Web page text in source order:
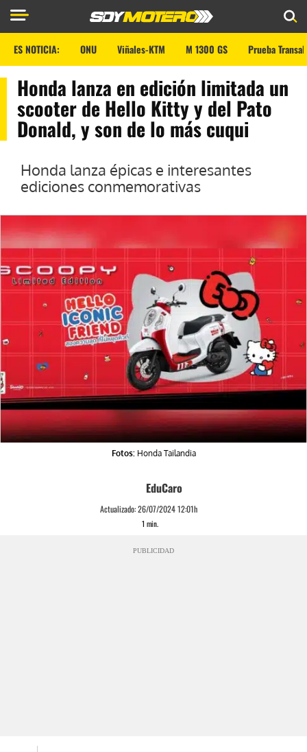
ES NOTICIA: ONU Viñales-KTM M 1300 GS Prueba
Honda lanza en edición limitada un
scooter de Hello Kitty y del Pato
Donald, y son de lo más cuqui
Honda lanza épicas e interesantes
ediciones conmemorativas
Fotos:Honda Tailandia
EduCaro
Actualizado:26/07/2024 12:01h
1 min.
PUBLICIDAD